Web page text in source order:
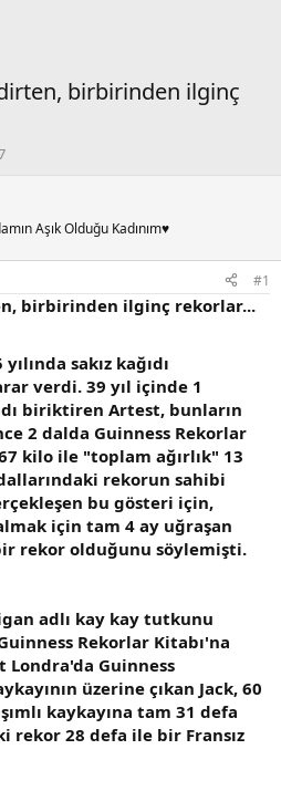
birbirinden ilginç
Aşık Olduğu Kadınım♥
#1
birbirinden ilginç rekorlar...
sakız kağıdı
verdi. 39 yıl içinde 1
biriktiren Artest, bunların
2 dalda Guinness Rekorlar
kilo ile "toplam ağırlık" 13
rekorun sahibi
bu gösteri için,
için tam 4 ay uğraşan
rekor olduğunu söylemişti.
adlı kay kay tutkunu
Rekorlar Kitabı'na
Londra'da Guinness
üzerine çıkan Jack, 60
kaykayına tam 31 defa
rekor 28 defa ile bir Fransız